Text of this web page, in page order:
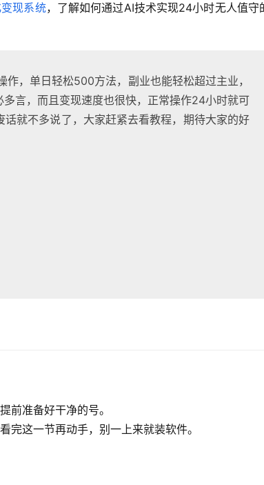
现系统，了解如何通过AI技术实现24小时无人值守
，单日轻松500方法，副业也能轻松超过主业，
言，而且变现速度也很快，正常操作24小时就可
就不多说了，大家赶紧去看教程，期待大家的好
前准备好干净的号。
完这一节再动手，别一上来就装软件。